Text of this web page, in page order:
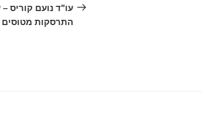
הקודם
עו"ד נועם קוריס
התרסקות מטוסים